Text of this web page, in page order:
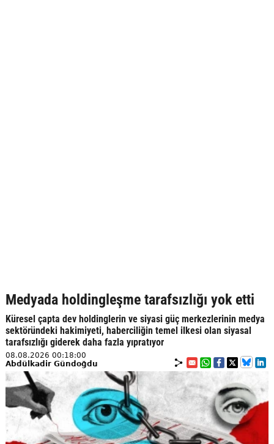
Medyada holdingleşme tarafsızlığı yok etti
Küresel çapta dev holdinglerin ve siyasi güç merkezlerinin medya
sektöründeki hakimiyeti, haberciliğin temel ilkesi olan siyasal
tarafsızlığı giderek daha fazla yıpratıyor
08.08.2026 00:18:00
Abdülkadir Gündoğdu